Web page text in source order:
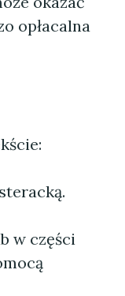
opłacalna
w części